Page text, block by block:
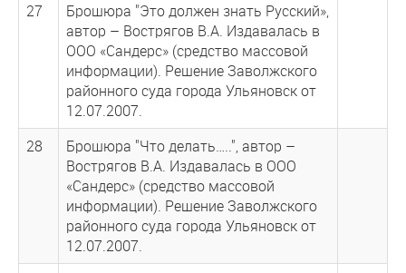
27
Брошюра "Это должен знать Русский»,
автор – Вострягов В.А. Издавалась в
ООО «Сандерс» (средство массовой
информации). Решение Заволжского
районного суда города Ульяновск от
12.07.2007.
28
Брошюра "Что делать…..", автор –
Вострягов В.А. Издавалась в ООО
«Сандерс» (средство массовой
информации). Решение Заволжского
районного суда города Ульяновск от
12.07.2007.